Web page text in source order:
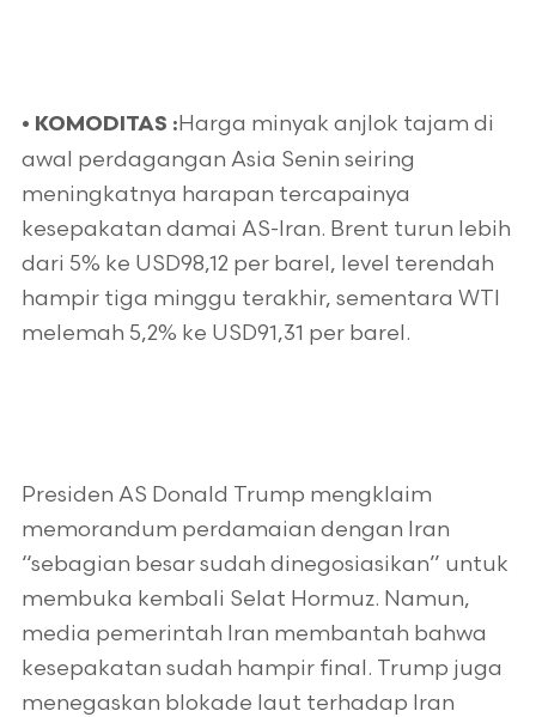
• KOMODITAS : Harga minyak anjlok tajam di
awal perdagangan Asia Senin seiring
meningkatnya harapan tercapainya
kesepakatan damai AS-Iran. Brent turun lebih
dari 5% ke USD98,12 per barel, level terendah
hampir tiga minggu terakhir, sementara WTI
melemah 5,2% ke USD91,31 per barel.
Presiden AS Donald Trump mengklaim
memorandum perdamaian dengan Iran
“sebagian besar sudah dinegosiasikan” untuk
membuka kembali Selat Hormuz. Namun,
media pemerintah Iran membantah bahwa
kesepakatan sudah hampir final. Trump juga
menegaskan blokade laut terhadap Iran